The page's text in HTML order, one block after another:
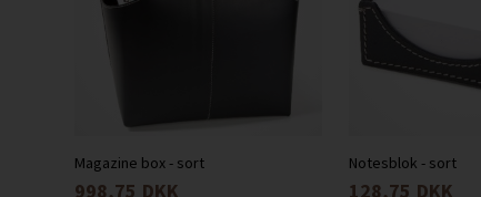
Magazine box - sort
998,75 DKK
Notesblok - sort
128,75 DKK